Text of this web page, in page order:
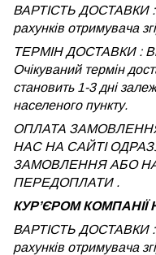
ВАРТІСТЬ ДОСТАВКИ :
рахунків отримувача
ТЕРМІН ДОСТАВКИ :
Очікуваний термін
становить 1-3 дні
населеного пункту.
ОПЛАТА
НАС НА САЙТІ
ЗАМОВЛЕННЯ АБО
ПЕРЕДОПЛАТИ .
КУРʼЄРОМ
ВАРТІСТЬ ДОСТАВКИ :
рахунків отримувача